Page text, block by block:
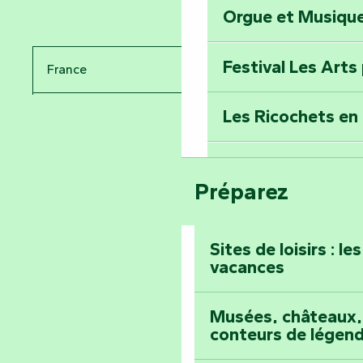
Partez en
Tous des Héros »
Voyagez dans le
Maillezais
Montez au
Orgue et
Festival Les Arts
Les Ricochets
Tout l'agenda
Préparez
Sites de loisirs :
vacances
Musées,
conteurs de
France